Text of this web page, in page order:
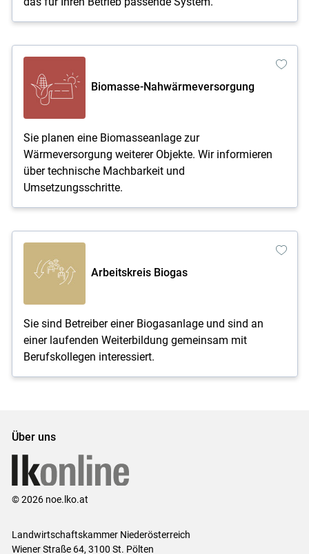
Biomasse-Nahwärmeversorgung
Sie planen eine Biomasseanlage zur
Wärmeversorgung weiterer Objekte. Wir informieren
über technische Machbarkeit und
Umsetzungsschritte.
Arbeitskreis Biogas
Sie sind Betreiber einer Biogasanlage und sind an
einer laufenden Weiterbildung gemeinsam mit
Berufskollegen interessiert.
Über uns
© 2026 noe.lko.at
Landwirtschaftskammer Niederösterreich
Wiener Straße 64, 3100 St. Pölten